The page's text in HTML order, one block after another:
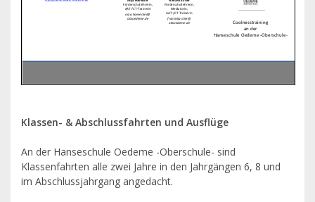
Klassen- & Abschlussfahrten und Ausflüge
An der Hanseschule Oedeme -Oberschule- sind
Klassenfahrten alle zwei Jahre in den Jahrgängen 6, 8 und
im Abschlussjahrgang angedacht.